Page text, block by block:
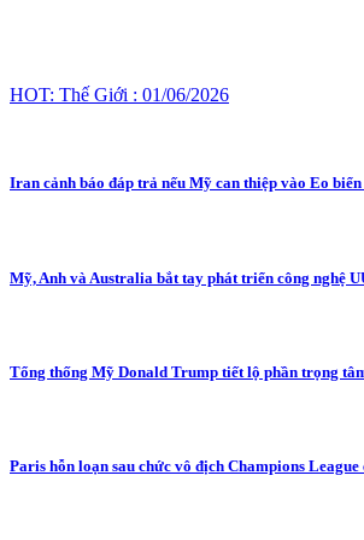
HOT: Thế Giới : 01/06/2026
Iran cảnh báo đáp trả nếu Mỹ can thiệp vào Eo
Mỹ, Anh và Australia bắt tay phát triển công nghệ
Tổng thống Mỹ Donald Trump tiết lộ phần trọng
Paris hỗn loạn sau chức vô địch Champions